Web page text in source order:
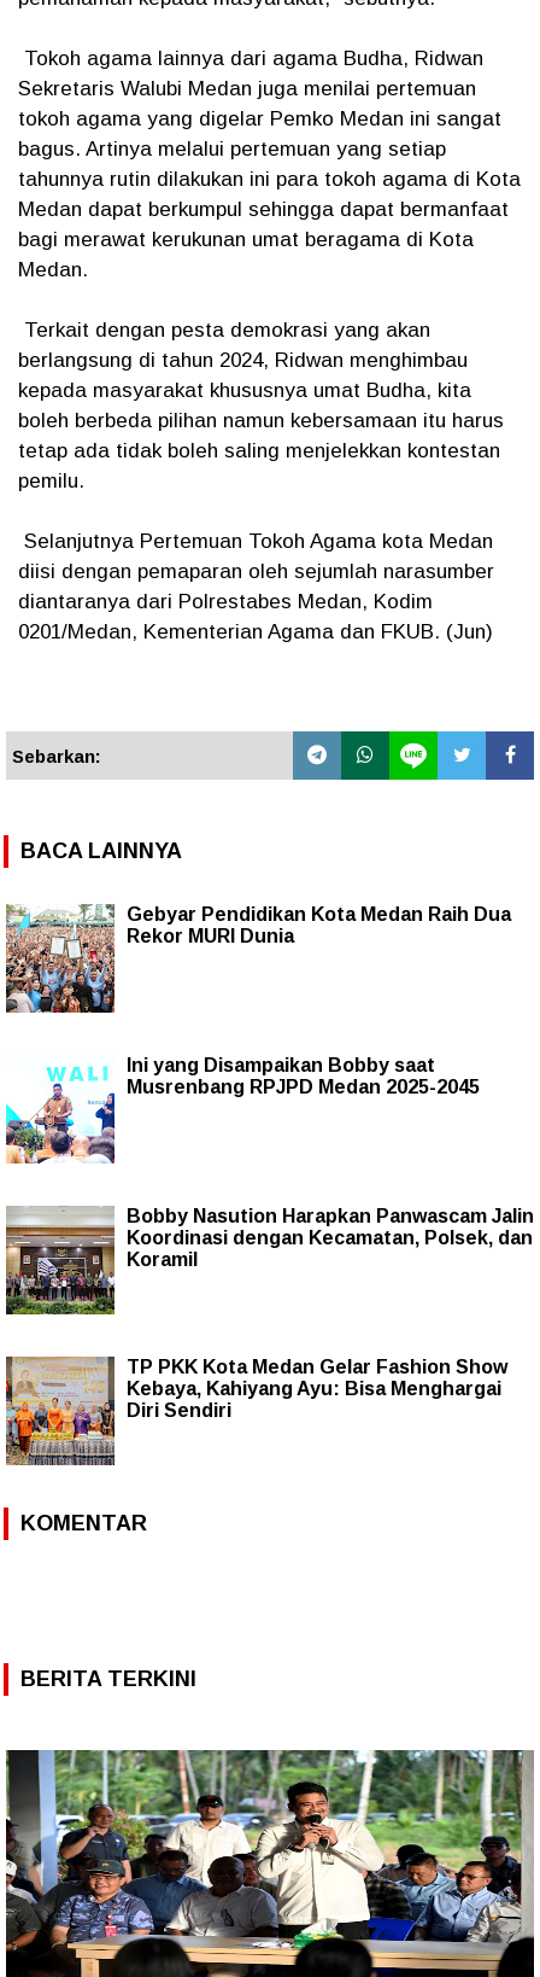
Tokoh agama lainnya dari agama Budha, Ridwan
Sekretaris Walubi Medan juga menilai pertemuan
tokoh agama yang digelar Pemko Medan ini sangat
bagus. Artinya melalui pertemuan yang setiap
tahunnya rutin dilakukan ini para tokoh agama di Kota
Medan dapat berkumpul sehingga dapat bermanfaat
bagi merawat kerukunan umat beragama di Kota
Medan.
Terkait dengan pesta demokrasi yang akan
berlangsung di tahun 2024, Ridwan menghimbau
kepada masyarakat khususnya umat Budha, kita
boleh berbeda pilihan namun kebersamaan itu harus
tetap ada tidak boleh saling menjelekkan kontestan
pemilu.
Selanjutnya Pertemuan Tokoh Agama kota Medan
diisi dengan pemaparan oleh sejumlah narasumber
diantaranya dari Polrestabes Medan, Kodim
0201/Medan, Kementerian Agama dan FKUB. (Jun)
Sebarkan:
BACA LAINNYA
Gebyar Pendidikan Kota Medan Raih Dua
Rekor MURI Dunia
Ini yang Disampaikan Bobby saat
Musrenbang RPJPD Medan 2025-2045
Bobby Nasution Harapkan Panwascam Jalin
Koordinasi dengan Kecamatan, Polsek, dan
Koramil
TP PKK Kota Medan Gelar Fashion Show
Kebaya, Kahiyang Ayu: Bisa Menghargai
Diri Sendiri
KOMENTAR
BERITA TERKINI